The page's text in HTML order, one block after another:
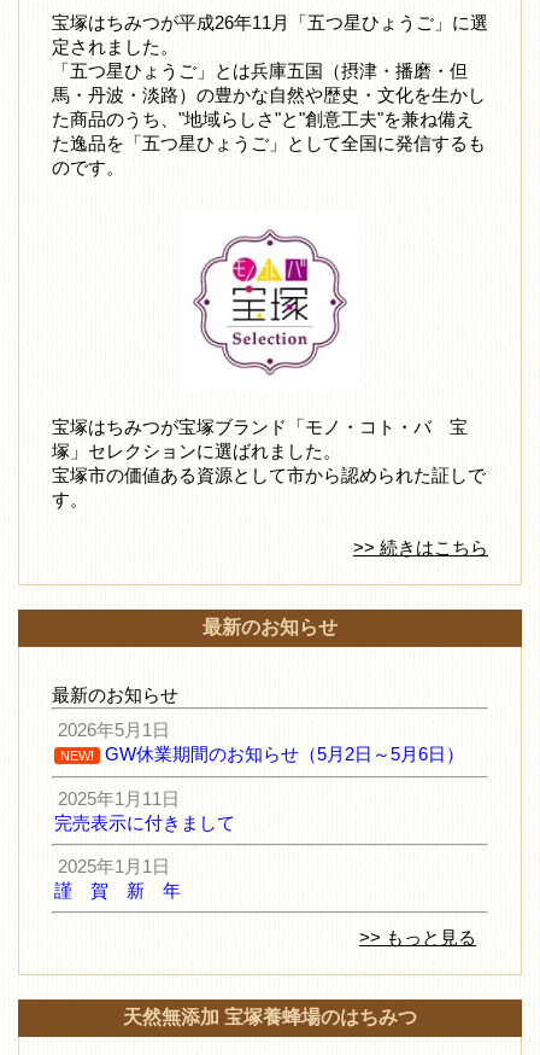
宝塚はちみつが平成26年11月「五つ星ひょうご」に選
定されました。
「五つ星ひょうご」とは兵庫五国（摂津・播磨・但
馬・丹波・淡路）の豊かな自然や歴史・文化を生かし
た商品のうち、"地域らしさ"と"創意工夫"を兼ね備え
た逸品を「五つ星ひょうご」として全国に発信するも
のです。
宝塚はちみつが宝塚ブランド「モノ・コト・バ 宝
塚」セレクションに選ばれました。
宝塚市の価値ある資源として市から認められた証しで
す。
>> 続きはこちら
最新のお知らせ
最新のお知らせ
2026年5月1日
NEW! GW休業期間のお知らせ（5月2日～5月6日）
2025年1月11日
完売表示に付きまして
2025年1月1日
謹 賀 新 年
>> もっと見る
天然無添加 宝塚養蜂場のはちみつ